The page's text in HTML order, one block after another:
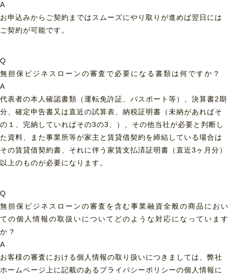
A
お申込みからご契約まではスムーズにやり取りが進めば翌日には
ご契約が可能です。
Q
無担保ビジネスローンの審査で必要になる書類は何ですか？
A
代表者の本人確認書類（運転免許証、パスポート等）、決算書2期
分、確定申告書又は直近の試算表、納税証明書（未納があればそ
の１、完納していればその3の3、）、その他当社が必要と判断し
た資料、また事業所等が家主と賃貸借契約を締結している場合は
その賃貸借契約書、それに伴う家賃支払済証明書（直近3ヶ月分）
以上のものが必要になります。
Q
無担保ビジネスローンの審査を含む事業融資全般の商品におい
ての個人情報の取扱いについてどのような対応になっています
か？
A
お客様の審査における個人情報の取り扱いにつきましては、弊社
ホームページ上に記載のあるプライバシーポリシーの個人情報に